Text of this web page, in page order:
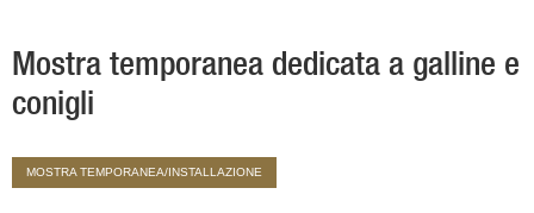
Mostra temporanea dedicata a galline e
conigli
MOSTRA TEMPORANEA/INSTALLAZIONE